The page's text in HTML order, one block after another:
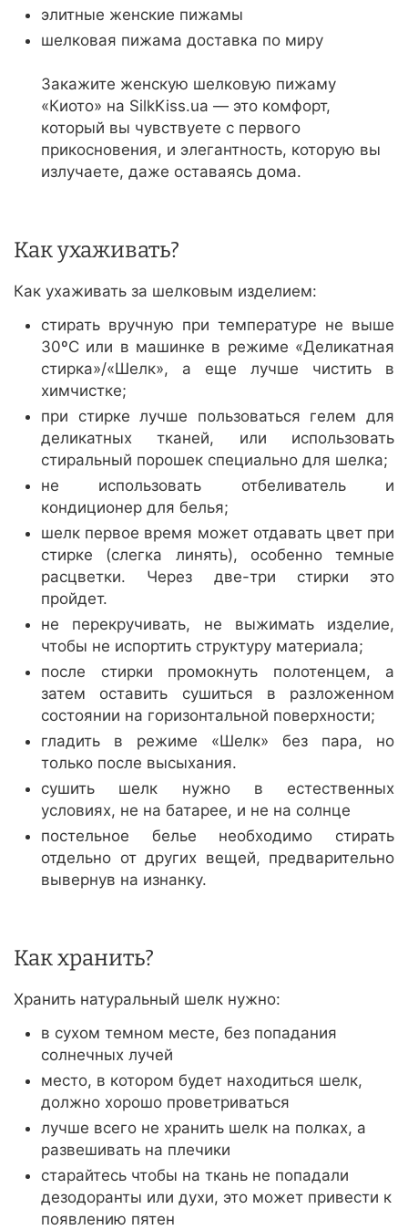
элитные женские пижамы
шелковая пижама доставка по миру
Закажите женскую шелковую пижаму
«Киото» на SilkKiss.ua — это комфорт,
который вы чувствуете с первого
прикосновения, и элегантность, которую вы
излучаете, даже оставаясь дома.
Как ухаживать?
Как ухаживать за шелковым изделием:
стирать вручную при температуре не выше
30ºС или в машинке в режиме «Деликатная
стирка»/«Шелк», а еще лучше чистить в
химчистке;
при стирке лучше пользоваться гелем для
деликатных тканей, или использовать
стиральный порошек специально для шелка;
не использовать отбеливатель и
кондиционер для белья;
шелк первое время может отдавать цвет при
стирке (слегка линять), особенно темные
расцветки. Через две-три стирки это
пройдет.
не перекручивать, не выжимать изделие,
чтобы не испортить структуру материала;
после стирки промокнуть полотенцем, а
затем оставить сушиться в разложенном
состоянии на горизонтальной поверхности;
гладить в режиме «Шелк» без пара, но
только после высыхания.
сушить шелк нужно в естественных
условиях, не на батарее, и не на солнце
постельное белье необходимо стирать
отдельно от других вещей, предварительно
вывернув на изнанку.
Как хранить?
Хранить натуральный шелк нужно:
в сухом темном месте, без попадания
солнечных лучей
место, в котором будет находиться шелк,
должно хорошо проветриваться
лучше всего не хранить шелк на полках, а
развешивать на плечики
старайтесь чтобы на ткань не попадали
дезодоранты или духи, это может привести к
появлению пятен